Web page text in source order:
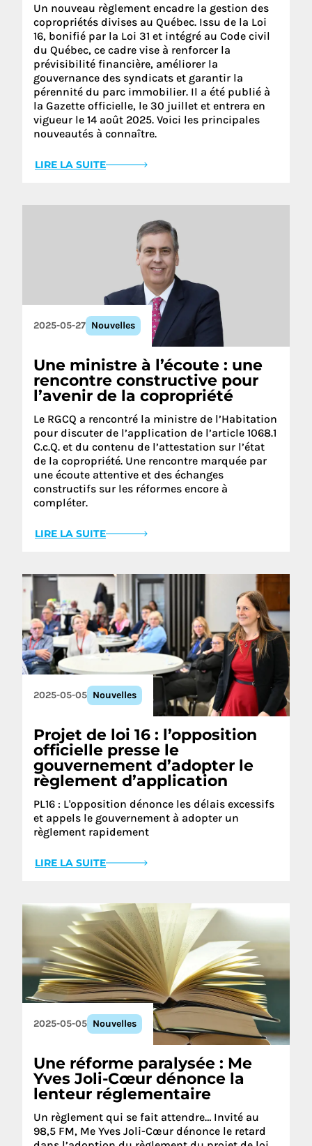
Un nouveau règlement encadre la gestion des
copropriétés divises au Québec. Issu de la Loi
16, bonifié par la Loi 31 et intégré au Code civil
du Québec, ce cadre vise à renforcer la
prévisibilité financière, améliorer la
gouvernance des syndicats et garantir la
pérennité du parc immobilier. Il a été publié à
la Gazette officielle, le 30 juillet et entrera en
vigueur le 14 août 2025. Voici les principales
nouveautés à connaître.
LIRE LA SUITE
2025-05-27 Nouvelles
Une ministre à l’écoute : une
rencontre constructive pour
l’avenir de la copropriété
Le RGCQ a rencontré la ministre de l’Habitation
pour discuter de l’application de l’article 1068.1
C.c.Q. et du contenu de l’attestation sur l’état
de la copropriété. Une rencontre marquée par
une écoute attentive et des échanges
constructifs sur les réformes encore à
compléter.
LIRE LA SUITE
2025-05-05 Nouvelles
Projet de loi 16 : l’opposition
officielle presse le
gouvernement d’adopter le
règlement d’application
PL16 : L'opposition dénonce les délais excessifs
et appels le gouvernement à adopter un
règlement rapidement
LIRE LA SUITE
2025-05-05 Nouvelles
Une réforme paralysée : Me
Yves Joli-Cœur dénonce la
lenteur réglementaire
Un règlement qui se fait attendre… Invité au
98,5 FM, Me Yves Joli-Cœur dénonce le retard